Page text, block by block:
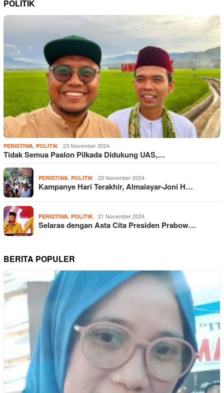
POLITIK
PERISTIWA POLITIK 23 November 2024
Tidak Semua Paslon Pilkada Didukung UAS,…
PERISTIWA POLITIK 23 November 2024
Kampanye Hari Terakhir, Almaisyar-Joni H…
PERISTIWA POLITIK 21 November 2024
Selaras dengan Asta Cita Presiden Prabow…
BERITA POPULER